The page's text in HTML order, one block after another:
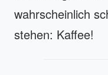
wahrscheinlich
stehen: Kaffee!